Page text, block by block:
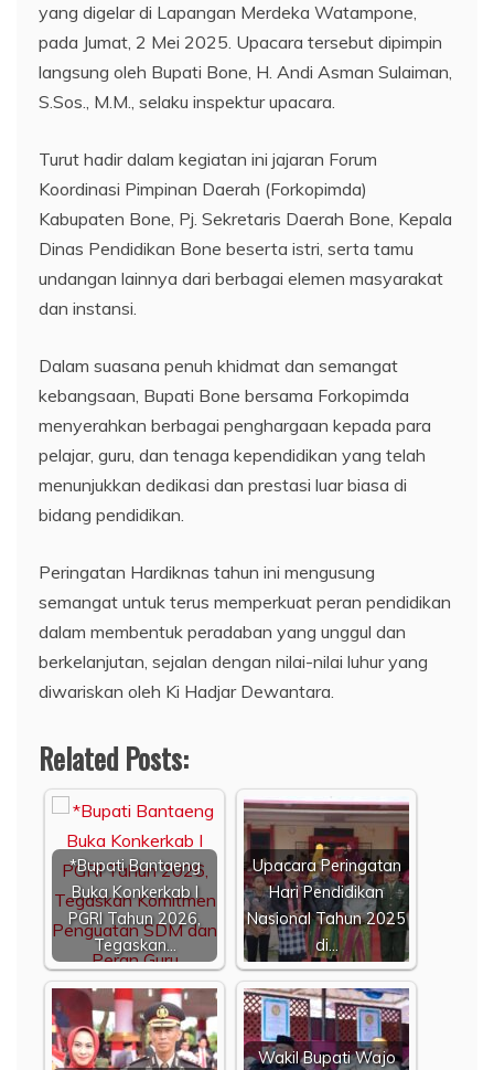
yang digelar di Lapangan Merdeka Watampone,
pada Jumat, 2 Mei 2025. Upacara tersebut dipimpin
langsung oleh Bupati Bone, H. Andi Asman Sulaiman,
S.Sos., M.M., selaku inspektur upacara.
Turut hadir dalam kegiatan ini jajaran Forum
Koordinasi Pimpinan Daerah (Forkopimda)
Kabupaten Bone, Pj. Sekretaris Daerah Bone, Kepala
Dinas Pendidikan Bone beserta istri, serta tamu
undangan lainnya dari berbagai elemen masyarakat
dan instansi.
Dalam suasana penuh khidmat dan semangat
kebangsaan, Bupati Bone bersama Forkopimda
menyerahkan berbagai penghargaan kepada para
pelajar, guru, dan tenaga kependidikan yang telah
menunjukkan dedikasi dan prestasi luar biasa di
bidang pendidikan.
Peringatan Hardiknas tahun ini mengusung
semangat untuk terus memperkuat peran pendidikan
dalam membentuk peradaban yang unggul dan
berkelanjutan, sejalan dengan nilai-nilai luhur yang
diwariskan oleh Ki Hadjar Dewantara.
Related Posts:
*Bupati Bantaeng
Buka Konkerkab I
PGRI Tahun 2026,
Tegaskan…
Upacara Peringatan
Hari Pendidikan
Nasional Tahun 2025
di…
Wakil Bupati Wajo